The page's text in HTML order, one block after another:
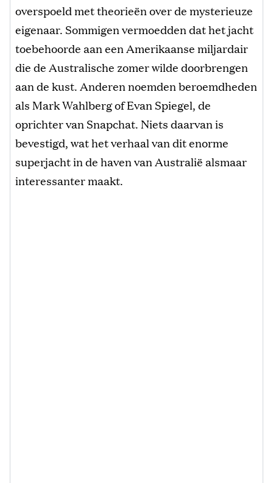
overspoeld met theorieën over de mysterieuze
eigenaar. Sommigen vermoedden dat het jacht
toebehoorde aan een Amerikaanse miljardair
die de Australische zomer wilde doorbrengen
aan de kust. Anderen noemden beroemdheden
als Mark Wahlberg of Evan Spiegel, de
oprichter van Snapchat. Niets daarvan is
bevestigd, wat het verhaal van dit enorme
superjacht in de haven van Australië alsmaar
interessanter maakt.